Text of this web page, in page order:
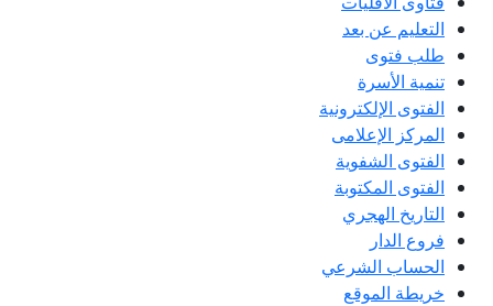
التعليم عن بعد
طلب فتوى
تنمية الأسرة
الفتوى الإلكترونية
المركز الإعلامى
الفتوى الشفوية
الفتوى المكتوبة
التاريخ الهجري
فروع الدار
الحساب الشرعي
خريطة الموقع